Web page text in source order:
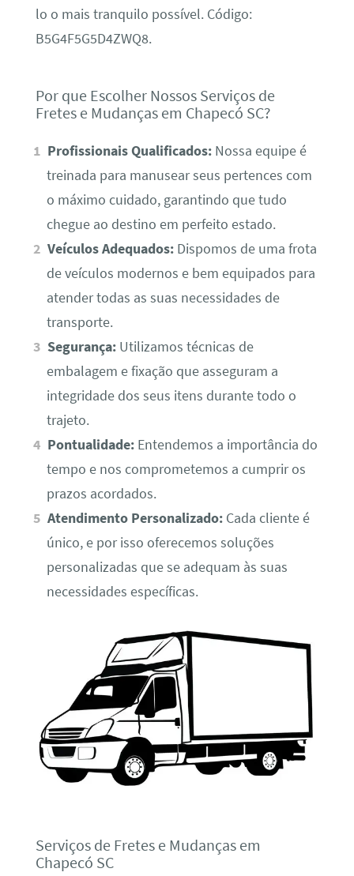
lo o mais tranquilo possível. Código:
B5G4F5G5D4ZWQ8.
Por que Escolher Nossos Serviços de
Fretes e Mudanças em Chapecó SC?
Profissionais Qualificados: Nossa equipe é
treinada para manusear seus pertences com
o máximo cuidado, garantindo que tudo
chegue ao destino em perfeito estado.
Veículos Adequados: Dispomos de uma frota
de veículos modernos e bem equipados para
atender todas as suas necessidades de
transporte.
Segurança: Utilizamos técnicas de
embalagem e fixação que asseguram a
integridade dos seus itens durante todo o
trajeto.
Pontualidade: Entendemos a importância do
tempo e nos comprometemos a cumprir os
prazos acordados.
Atendimento Personalizado: Cada cliente é
único, e por isso oferecemos soluções
personalizadas que se adequam às suas
necessidades específicas.
Serviços de Fretes e Mudanças em
Chapecó SC